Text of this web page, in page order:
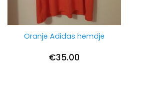
Oranje Adidas hemdje
€35.00